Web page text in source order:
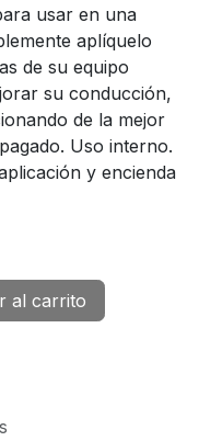
usar en una
aplíquelo
de su equipo
su conducción,
de la mejor
Uso interno.
y encienda
al carrito